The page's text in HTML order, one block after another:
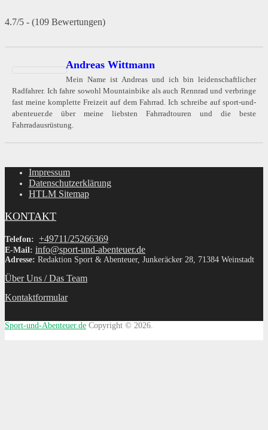
4.7/5 - (109 Bewertungen)
Andreas Wittmann
Mein Name ist Andreas und ich bin leidenschaftlicher
Radfahrer. Ich fahre sowohl Mountainbike als auch Rennrad und verbringe
fast meine komplette Freizeit auf dem Fahrrad. Ich schreibe auf sport-und-
abenteuer.de über meine liebsten Fahrradtouren und die beste
Fahrradausrüstung.
Impressum
Datenschutzerklärung
HTLM Sitemap
KONTAKT
Telefon: +49711/25266369
E-Mail: info@sport-und-abenteuer.de
Adresse: Redaktion Sport & Abenteuer, Junkeräcker 28, 71384 Weinstadt
Über Uns / Das Team
Kontaktformular
Sport-und-Abenteuer.de Copyright © 2026.